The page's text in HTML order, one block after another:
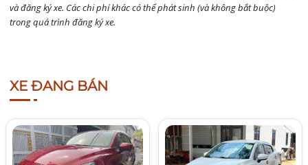
và đăng ký xe. Các chi phí khác có thể phát sinh (và không bắt buộc)
trong quá trình đăng ký xe.
XE ĐANG BÁN